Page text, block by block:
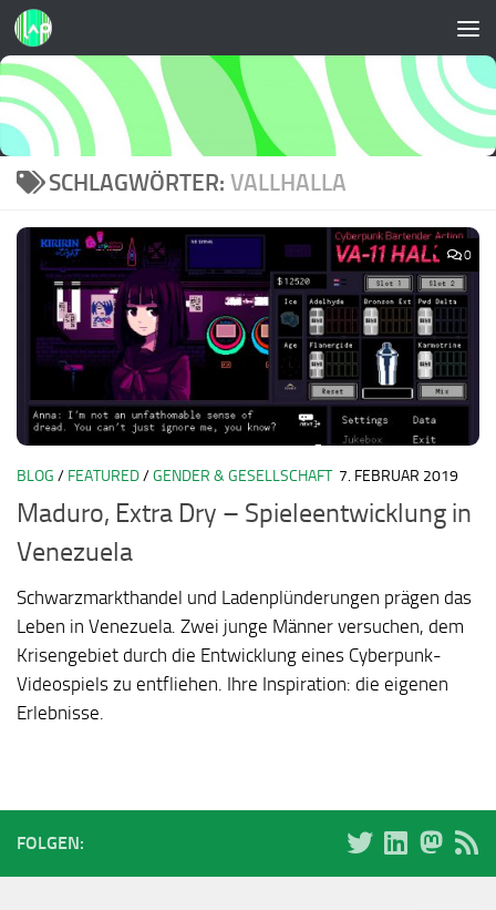
Zum Inhalt springen
SCHLAGWÖRTER: VALLHALLA
0
BLOG / FEATURED/GENDER & GESELLSCHAFT 7. FEBRUAR 2019
Maduro, Extra Dry – Spieleentwicklung in
Venezuela
Schwarzmarkthandel und Ladenplünderungen prägen das
Leben in Venezuela. Zwei junge Männer versuchen, dem
Krisengebiet durch die Entwicklung eines Cyberpunk-
Videospiels zu entfliehen. Ihre Inspiration: die eigenen
Erlebnisse.
FOLGEN: